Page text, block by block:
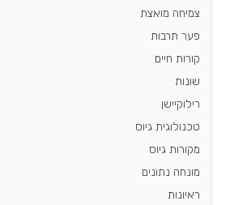
צמיחה מואצת
פער תרבות
קורות חיים
שונות
רילוקיישן
טכנולוגית גיוס
מקורות גיוס
מונחה נתונים
ראיונות